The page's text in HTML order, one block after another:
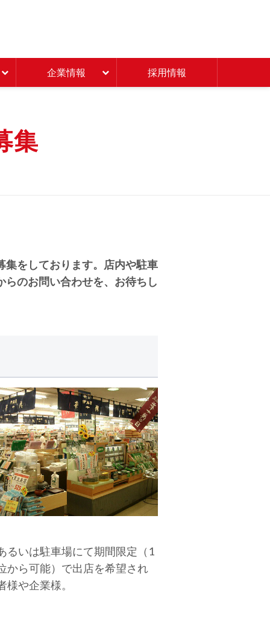
企業情報 採用情報
集
集をしております。店内や駐車
のお問い合わせを、お待ちし
るいは駐車場にて期間限定（1
から可能）で出店を希望され
様や企業様。